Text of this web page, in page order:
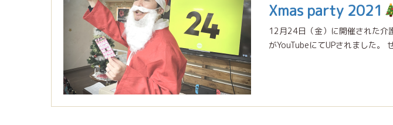
Xmas party 2021
12月24日（金）に開催された介
がYouTubeにてUPされました